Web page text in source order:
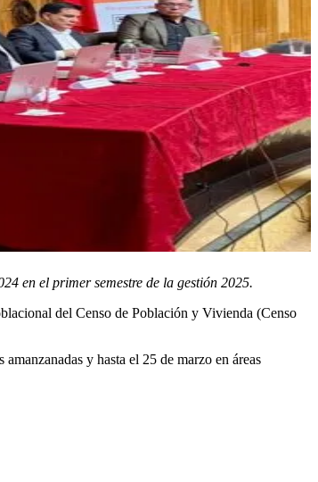
en el primer semestre de la gestión 2025.
del Censo de Población y Vivienda (Censo
y hasta el 25 de marzo en áreas